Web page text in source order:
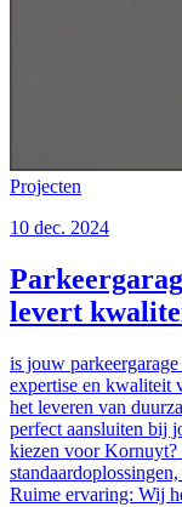
Projecten
10 dec. 2024
levert
is jouw
expertise en kwaliteit
het leveren van
perfect aansluiten bij
kiezen voor Kornuyt?
Ruime ervaring: Wij